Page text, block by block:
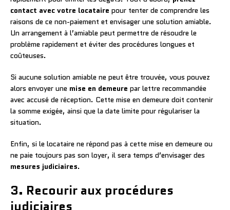
contact avec votre locataire pour tenter de comprendre les
raisons de ce non-paiement et envisager une solution amiable.
Un arrangement à l’amiable peut permettre de résoudre le
problème rapidement et éviter des procédures longues et
coûteuses.
Si aucune solution amiable ne peut être trouvée, vous pouvez
alors envoyer une mise en demeure par lettre recommandée
avec accusé de réception. Cette mise en demeure doit contenir
la somme exigée, ainsi que la date limite pour régulariser la
situation.
Enfin, si le locataire ne répond pas à cette mise en demeure ou
ne paie toujours pas son loyer, il sera temps d’envisager des
mesures judiciaires.
3. Recourir aux procédures
judiciaires